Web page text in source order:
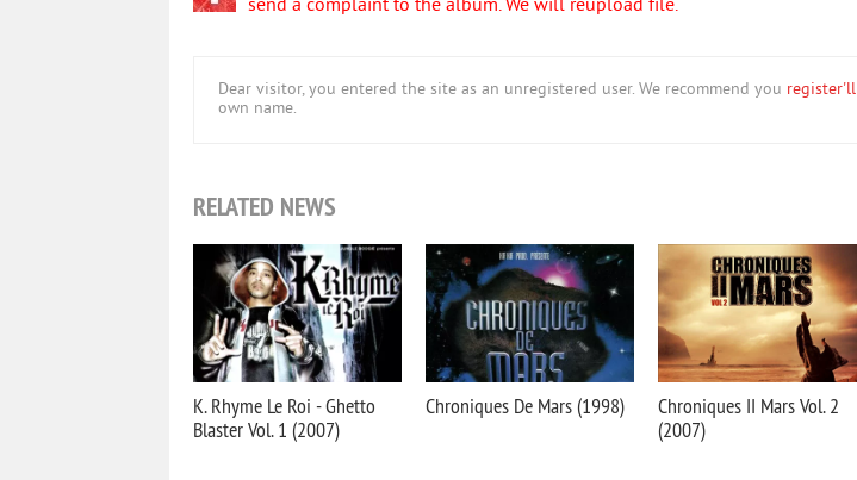
send a complaint to the album. We will reupload file.
Dear visitor, you entered the site as an unregistered user. We recommend you register'll
own name.
RELATED NEWS
K. Rhyme Le Roi - Ghetto
Blaster Vol. 1 (2007)
Chroniques De Mars (1998)
Chroniques II Mars Vol. 2
(2007)